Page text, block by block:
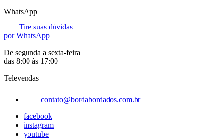
WhatsApp
Tire suas dúvidas
por WhatsApp
De segunda a sexta-feira
das 8:00 às 17:00
Televendas
contato@bordabordados.com.br
facebook
instagram
youtube